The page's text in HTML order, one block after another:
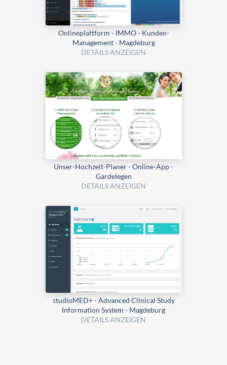
Onlineplattform - IMMO - Kunden-
Management - Magdeburg
DETAILS ANZEIGEN
Unser-Hochzeit-Planer - Online-App -
Gardelegen
DETAILS ANZEIGEN
studioMED+ - Advanced Clinical Study
Information System - Magdeburg
DETAILS ANZEIGEN